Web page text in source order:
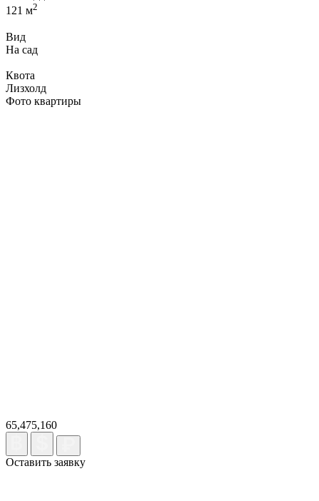
121 м2
Вид
На сад
Квота
Лизхолд
Фото квартиры
65,475,160
Оставить заявку